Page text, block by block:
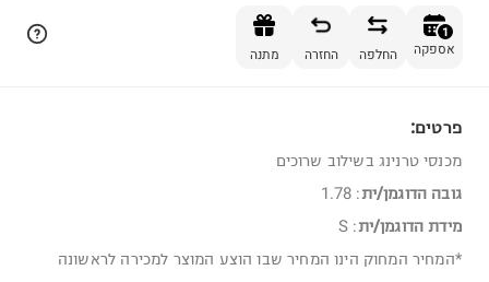
1
אספקה החלפה החזרה מתנה
פרטים:
מכנסי טרנינג בשילוב שרוכים
גובה הדוגמן/ית:
1.78
מידת הדוגמן/ית:
S
*המחיר המחוק הינו המחיר שבו הוצע המוצר למכירה לראשונה